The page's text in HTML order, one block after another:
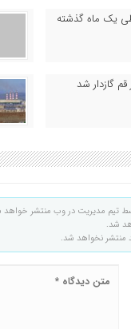
تیم مدیریت در وب منتشر
شد.
منتشر نخواهد شد.